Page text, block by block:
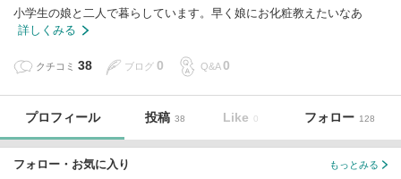
小学生の娘と二人で暮らしています。早く娘にお化粧教えたいなあ
詳しくみる
クチコミ 38 ブログ 0 Q&A 0
プロフィール 投稿 38 Like 0 フォロー 128
フォロー・お気に入り もっとみる